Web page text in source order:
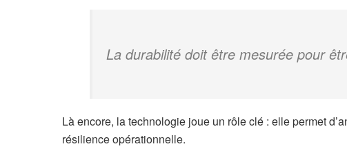
La durabilité doit être mesurée pour
Là encore, la technologie joue un rôle clé : elle permet
résilience opérationnelle.